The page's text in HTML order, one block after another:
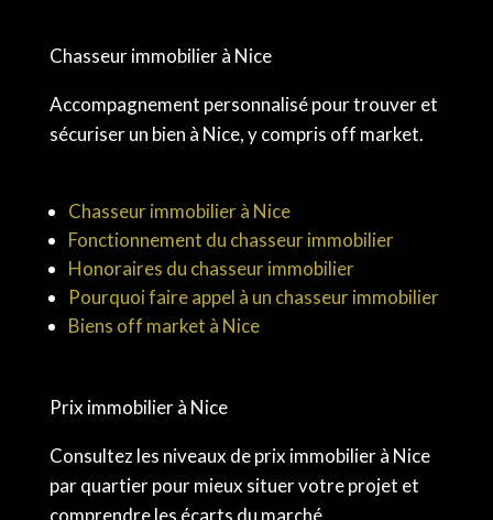
Chasseur immobilier à Nice
Accompagnement personnalisé pour trouver et
sécuriser un bien à Nice, y compris off market.
Chasseur immobilier à Nice
Fonctionnement du chasseur immobilier
Honoraires du chasseur immobilier
Pourquoi faire appel à un chasseur immobilier
Biens off market à Nice
Prix immobilier à Nice
Consultez les niveaux de prix immobilier à Nice
par quartier pour mieux situer votre projet et
comprendre les écarts du marché.